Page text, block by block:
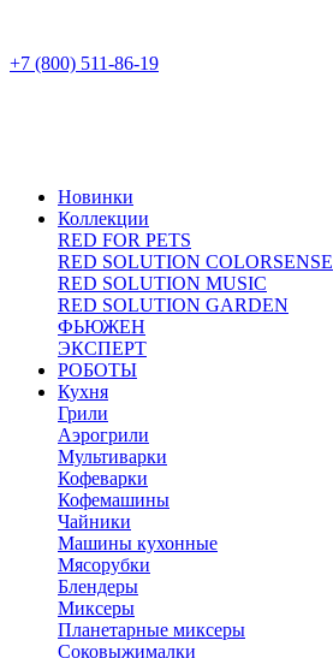
+7 (800) 511-86-19
Новинки
Коллекции
RED FOR PETS
RED SOLUTION COLORSENSE
RED SOLUTION MUSIC
RED SOLUTION GARDEN
ФЬЮЖЕН
ЭКСПЕРТ
РОБОТЫ
Кухня
Грили
Аэрогрили
Мультиварки
Кофеварки
Кофемашины
Чайники
Машины кухонные
Мясорубки
Блендеры
Миксеры
Планетарные миксеры
Соковыжималки